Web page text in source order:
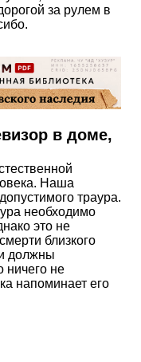
за рулем в
в доме,
Наша
траура.
необходимо
это не
близкого
должны
ничего не
напоминает его